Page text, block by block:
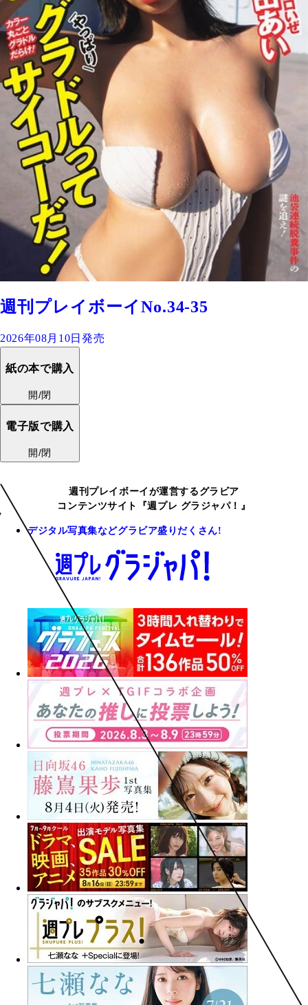
週刊プレイボーイNo.34-35
2026年08月10日発売
紙の本で購入
開/閉
電子版で購入
開/閉
週刊プレイボーイが運営するグラビア
コンテンツサイト『週プレ グラジャパ！』
デジタル写真集などグラビア盛りだくさん!